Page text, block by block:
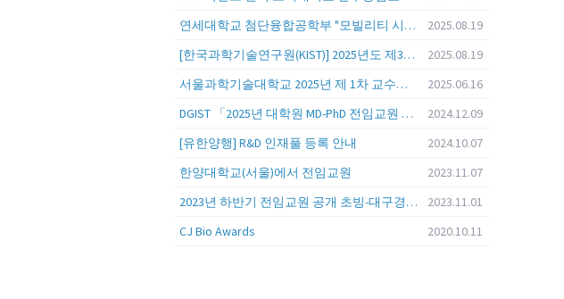
연세대학교 첨단융합공학부 "모빌리티 시스템 전 분야" 전임교원 특별채용 (2026년 9월 1일자 임용 예정)
2025.08.19
[한국과학기술연구원(KIST)] 2025년도 제3차 연구부문 공개채용 안내
2025.08.19
서울과학기술대학교 2025년 제 1차 교수초빙 (교육공무원 일반공개채용) 공고
2025.06.16
DGIST 「2025년 대학원 MD-PhD 전임교원 공개초빙」
2024.12.09
[유한양행] R&D 인재풀 등록 안내
2024.10.07
한양대학교(서울)에서 전임교원
2023.11.07
2023년 하반기 전임교원 공개 초빙-대구경북과학기술원 (DGIST)
2023.11.01
CJ Bio Awards
2020.10.11